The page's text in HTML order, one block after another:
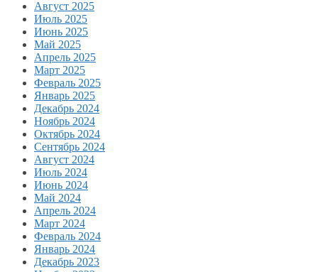
Август 2025
Июль 2025
Июнь 2025
Май 2025
Апрель 2025
Март 2025
Февраль 2025
Январь 2025
Декабрь 2024
Ноябрь 2024
Октябрь 2024
Сентябрь 2024
Август 2024
Июль 2024
Июнь 2024
Май 2024
Апрель 2024
Март 2024
Февраль 2024
Январь 2024
Декабрь 2023